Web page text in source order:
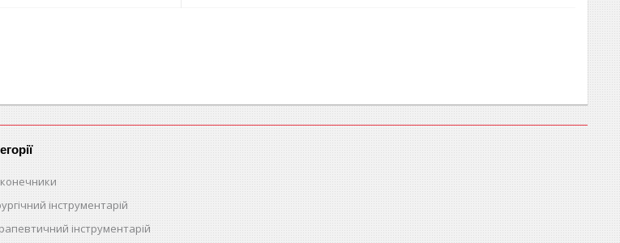
інструментарій
інструментарій